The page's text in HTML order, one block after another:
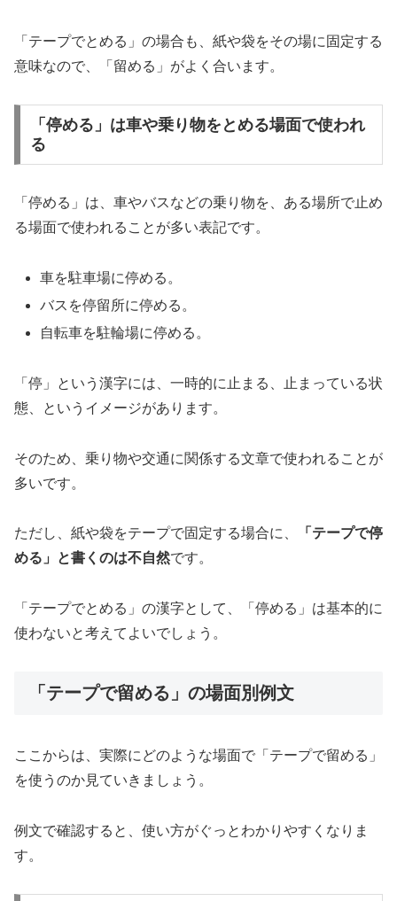
「テープでとめる」の場合も、紙や袋をその場に固定する
意味なので、「留める」がよく合います。
「停める」は車や乗り物をとめる場面で使われ
る
「停める」は、車やバスなどの乗り物を、ある場所で止め
る場面で使われることが多い表記です。
車を駐車場に停める。
バスを停留所に停める。
自転車を駐輪場に停める。
「停」という漢字には、一時的に止まる、止まっている状
態、というイメージがあります。
そのため、乗り物や交通に関係する文章で使われることが
多いです。
ただし、紙や袋をテープで固定する場合に、
「テープで停
める」と書くのは不自然です。
「テープでとめる」の漢字として、「停める」は基本的に
使わないと考えてよいでしょう。
「テープで留める」の場面別例文
ここからは、実際にどのような場面で「テープで留める」
を使うのか見ていきましょう。
例文で確認すると、使い方がぐっとわかりやすくなりま
す。